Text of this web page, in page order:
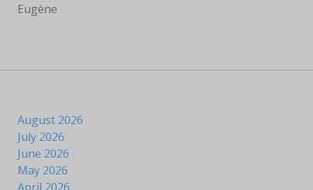
Eugène
August 2026
July 2026
June 2026
May 2026